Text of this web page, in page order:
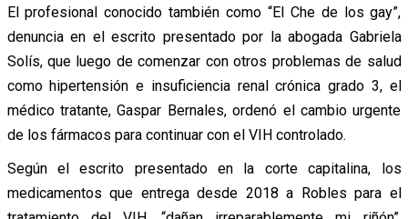
El profesional conocido también como “El Che de los gay”,
denuncia en el escrito presentado por la abogada Gabriela
Solís, que luego de comenzar con otros problemas de salud
como hipertensión e insuficiencia renal crónica grado 3, el
médico tratante, Gaspar Bernales, ordenó el cambio urgente
de los fármacos para continuar con el VIH controlado.
Según el escrito presentado en la corte capitalina, los
medicamentos que entrega desde 2018 a Robles para el